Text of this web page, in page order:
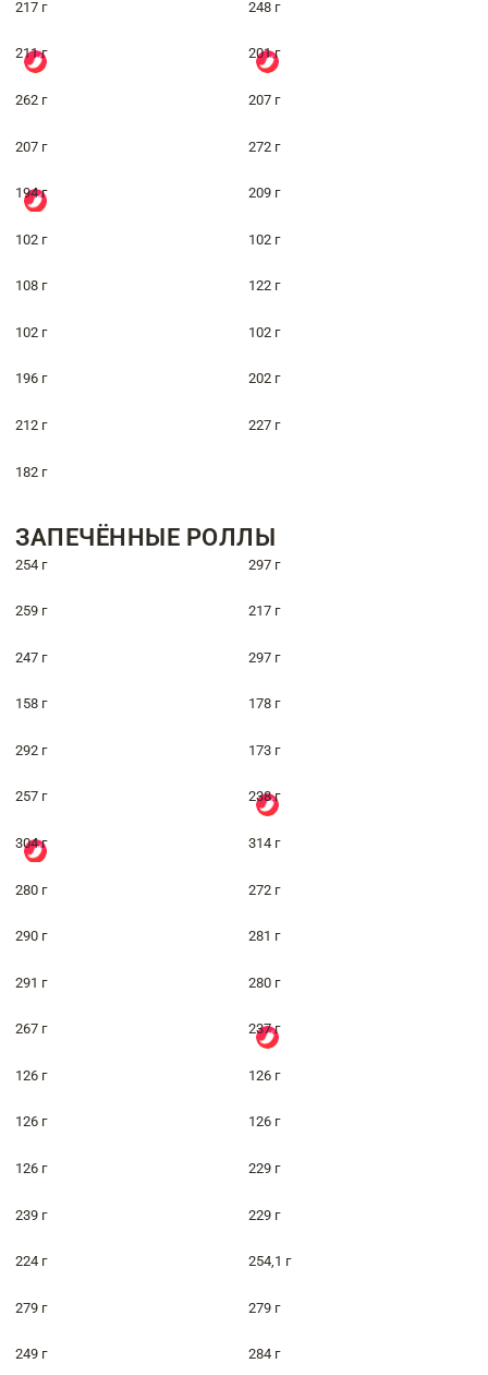
217 г 248 г
211 г 201 г
262 г 207 г
207 г 272 г
194 г 209 г
102 г 102 г
108 г 122 г
102 г 102 г
196 г 202 г
212 г 227 г
182 г
ЗАПЕЧЁННЫЕ РОЛЛЫ
254 г 297 г
259 г 217 г
247 г 297 г
158 г 178 г
292 г 173 г
257 г 238 г
304 г 314 г
280 г 272 г
290 г 281 г
291 г 280 г
267 г 237 г
126 г 126 г
126 г 126 г
126 г 229 г
239 г 229 г
224 г 254,1 г
279 г 279 г
249 г 284 г